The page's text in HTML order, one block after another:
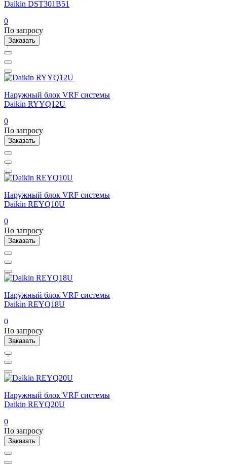
Daikin DST301B51
0
По запросу
Заказать
Наружный блок VRF системы
Daikin RYYQ12U
0
По запросу
Заказать
Наружный блок VRF системы
Daikin REYQ10U
0
По запросу
Заказать
Наружный блок VRF системы
Daikin REYQ18U
0
По запросу
Заказать
Наружный блок VRF системы
Daikin REYQ20U
0
По запросу
Заказать